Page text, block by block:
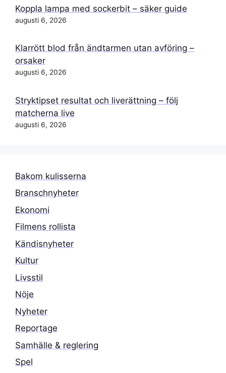
Koppla lampa med sockerbit – säker guide
augusti 6, 2026
Klarrött blod från ändtarmen utan avföring –
orsaker
augusti 6, 2026
Stryktipset resultat och liverättning – följ
matcherna live
augusti 6, 2026
Bakom kulisserna
Branschnyheter
Ekonomi
Filmens rollista
Kändisnyheter
Kultur
Livsstil
Nöje
Nyheter
Reportage
Samhälle & reglering
Spel